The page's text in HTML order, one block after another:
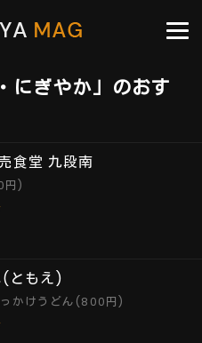
にぎやか」のおす
食堂 九段南
円)
ともえ)
かけうどん(800円)